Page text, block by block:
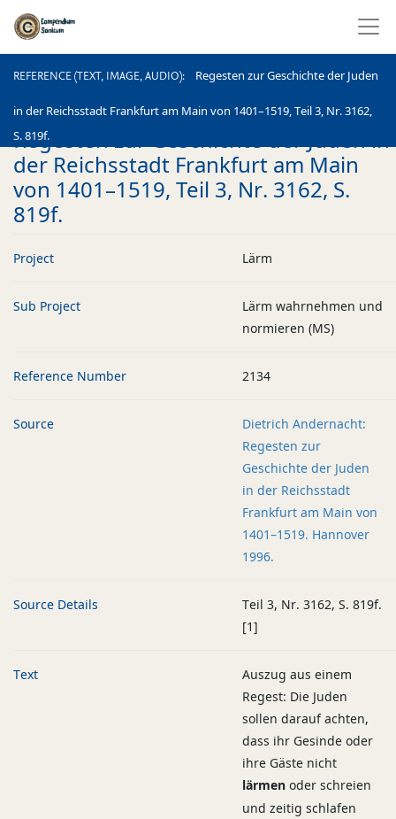
REFERENCE (TEXT, IMAGE, AUDIO) Regesten zur Geschichte der Juden
in der Reichsstadt Frankfurt am Main von 1401–1519, Teil 3, Nr. 3162,
S. 819f.
REFERENCE (TEXT, IMAGE, AUDIO)
Regesten zur Geschichte der Juden in
der Reichsstadt Frankfurt am Main
von 1401–1519, Teil 3, Nr. 3162, S.
819f.
Project Lärm
Sub Project
Lärm wahrnehmen und
normieren (MS)
Reference Number 2134
Source
Dietrich Andernacht:
Regesten zur
Geschichte der Juden
in der Reichsstadt
Frankfurt am Main von
1401–1519. Hannover
1996.
Source Details
Teil 3, Nr. 3162, S. 819f.
[1]
Text
Auszug aus einem
Regest: Die Juden
sollen darauf achten,
dass ihr Gesinde oder
ihre Gäste nicht
lärmen oder schreien
und zeitig schlafen